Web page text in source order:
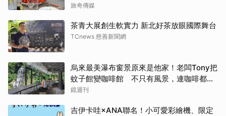
旅奇傳媒
茶青大展創生軟實力 新北好茶放眼國際舞台
TCnews 慈善新聞網
烏來最美瀑布窗景原來是他家！老闆Tony把
蚊子館變咖啡館 不只有風景，連咖啡都好
喝到讓人想再來
鏡週刊
吉伊卡哇×ANA聯名！小可愛彩繪機、限定